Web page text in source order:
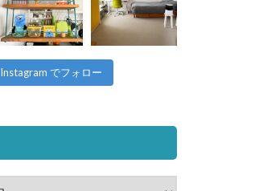
Instagram でフォロー